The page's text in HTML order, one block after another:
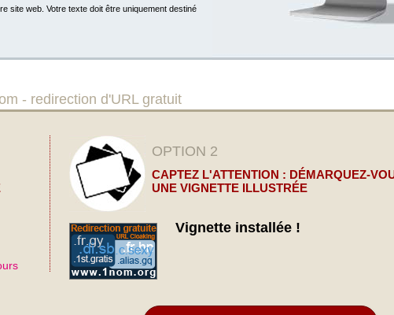
site web. Votre texte doit être uniquement destiné
- redirection d'URL gratuit
OPTION 2
CAPTEZ L'ATTENTION : DÉMARQUEZ-
UNE VIGNETTE ILLUSTRÉE
Vignette installée !